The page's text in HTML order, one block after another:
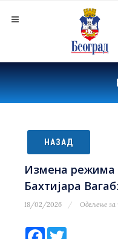
НАЗАД
Измена режима
Бахтијара
18/02/2026 Одељење за
Facebook